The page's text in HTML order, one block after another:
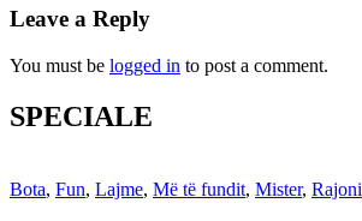
Leave a Reply
You must be logged in to post a comment.
SPECIALE
Bota, Fun, Lajme, Më të fundit, Mister, Rajoni